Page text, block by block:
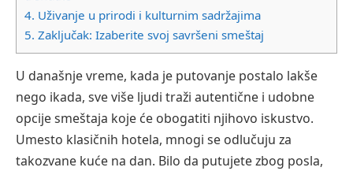
4. Uživanje u prirodi i kulturnim sadržajima
5. Zaključak: Izaberite svoj savršeni smeštaj
U današnje vreme, kada je putovanje postalo lakše
nego ikada, sve više ljudi traži autentične i udobne
opcije smeštaja koje će obogatiti njihovo iskustvo.
Umesto klasičnih hotela, mnogi se odlučuju za
takozvane kuće na dan. Bilo da putujete zbog posla,